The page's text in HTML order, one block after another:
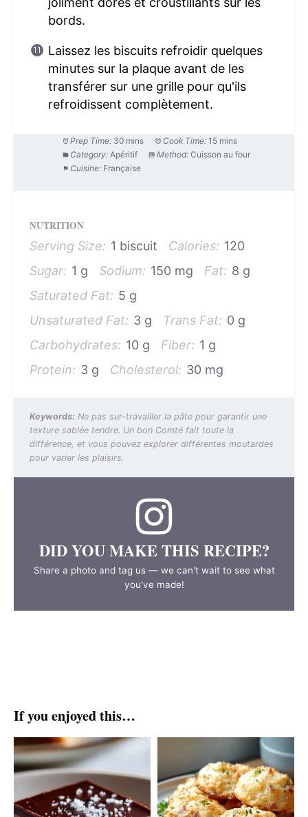
bords.
Laissez les biscuits refroidir quelques
minutes sur la plaque avant de les
transférer sur une grille pour qu'ils
refroidissent complètement.
Prep Time: 30 mins Cook Time: 15 mins
Category: Apéritif Method: Cuisson au four
Cuisine: Française
NUTRITION
Serving Size: 1 biscuit Calories: 120
Sugar: 1 g Sodium: 150 mg Fat: 8 g
Saturated Fat: 5 g
Unsaturated Fat: 3 g Trans Fat: 0 g
Carbohydrates: 10 g Fiber: 1 g
Protein: 3 g Cholesterol: 30 mg
Keywords: Ne pas sur-travailler la pâte pour garantir une
texture sablée tendre. Un bon Comté fait toute la
différence, et vous pouvez explorer différentes moutardes
pour varier les plaisirs.
DID YOU MAKE THIS RECIPE?
Share a photo and tag us — we can't wait to see what
you've made!
If you enjoyed this…